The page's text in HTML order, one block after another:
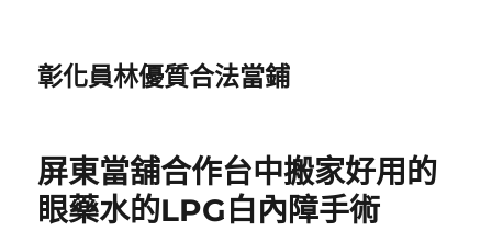
彰化員林優質合法當鋪
屏東當舖合作台中搬家好用的
眼藥水的LPG白內障手術